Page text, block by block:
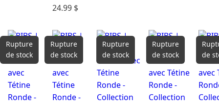
24.99 $
Rupture
de stock
Rupture
de stock
Rupture
de stock
Rupture
de stock
de